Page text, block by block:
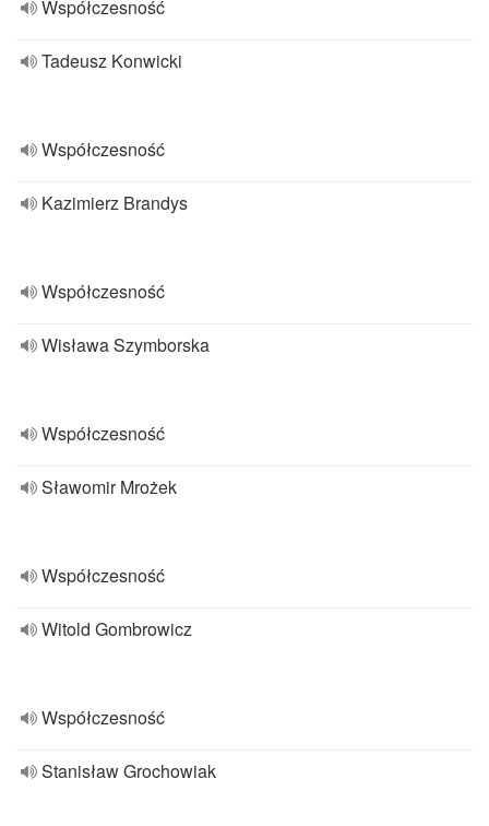
Współczesność
Tadeusz Konwicki
Współczesność
Kazimierz Brandys
Współczesność
Wisława Szymborska
Współczesność
Sławomir Mrożek
Współczesność
Witold Gombrowicz
Współczesność
Stanisław Grochowiak